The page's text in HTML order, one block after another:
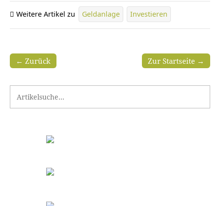
Weitere Artikel zu Geldanlage Investieren
Zur Startseite →
← Zurück